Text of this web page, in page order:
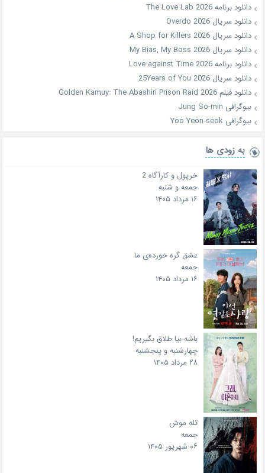
دانلود برنامه The Love Lab 2026
دانلود سریال Overdo 2026
دانلود سریال A Shop for Killers 2026
دانلود سریال My Bias, My Boss 2026
دانلود برنامه Love against Time 2026
دانلود سریال 25Years of You 2026
دانلود فیلم Golden Kamuy: The Abashiri Prison Raid 2026
بیوگرافی Jung So-min
بیوگرافی Yoo Yeon-seok
به زودی ها
خرپول و کارآگاه 2
جمعه و شنبه
۱۶ مرداد ۱۴۰۵
عشق گره خورده‌ی ما
جمعه
۱۶ مرداد ۱۴۰۵
باشه بیا طلاق بگیریم!
چهارشنبه و پنجشنبه
۲۸ مرداد ۱۴۰۵
تله موش
جمعه
۰۶ شهریور ۱۴۰۵